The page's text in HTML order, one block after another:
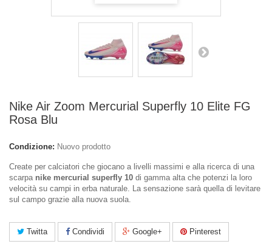
Nike Air Zoom Mercurial Superfly 10 Elite FG
Rosa Blu
Condizione: Nuovo prodotto
Create per calciatori che giocano a livelli massimi e alla ricerca di una
scarpa nike mercurial superfly 10 di gamma alta che potenzi la loro
velocità su campi in erba naturale. La sensazione sarà quella di levitare
sul campo grazie alla nuova suola.
Twitta Condividi Google+ Pinterest